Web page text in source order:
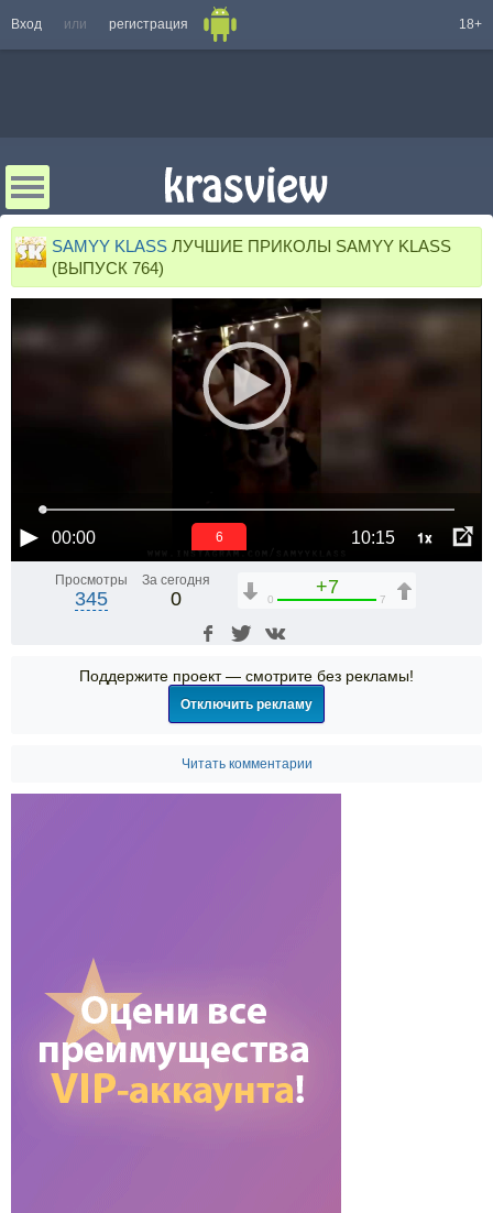
Вход или регистрация 18+
SAMYY KLASS ЛУЧШИЕ ПРИКОЛЫ SAMYY KLASS
(ВЫПУСК 764)
00:00 10:15 1x
5
Просмотры
345
За сегодня
0
+7
0 7
Поддержите проект — смотрите без рекламы!
Отключить рекламу
Читать комментарии